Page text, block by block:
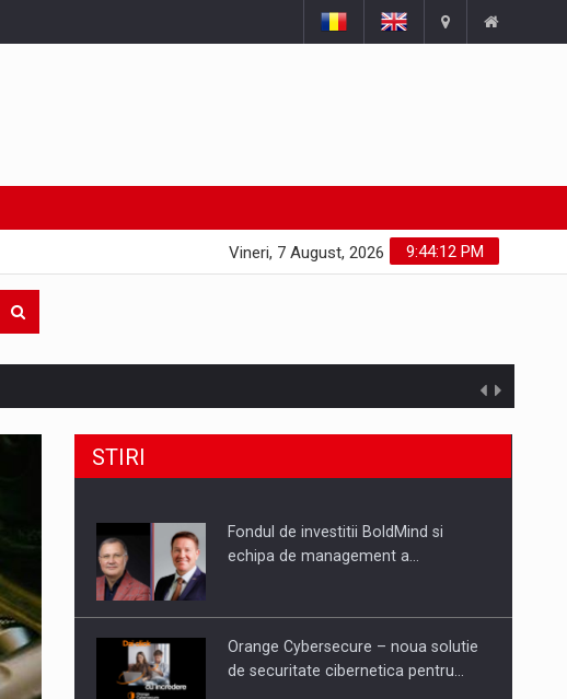
9:44:13 PM
Vineri, 7 August, 2026
produselor din piata
STIRI
Fondul de investitii BoldMind si
echipa de management a…
Orange Cybersecure – noua solutie
de securitate cibernetica pentru…